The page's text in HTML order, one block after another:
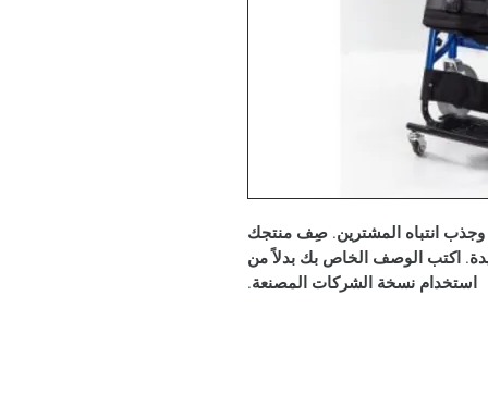
وجذب انتباه المشترين. صِف منتجك
اكتب الوصف الخاص بك بدلاً من
استخدام نسخة الشركات المصنعة.